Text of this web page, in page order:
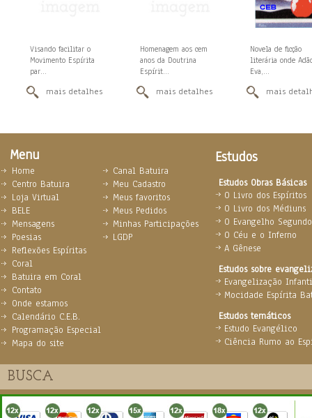
Visando facilitar o
Movimento Espírita
par...
mais detalhes
Homenagem aos cem
anos da Doutrina
Espírit...
mais detalhes
Novela de ficção
literária onde
Eva,...
mais
Menu Estudos
Estudos Obras Básicas
O Livro dos Espíritos
O Livro dos Médiuns
O Evangelho
O Céu e o Inferno
A Gênese
Estudos sobre
Evangelização
Mocidade Espírita
Estudos temáticos
Estudo Evangélico
Ciência Rumo ao
Home
Centro Batuira
Loja Virtual
BELE
Mensagens
Poesias
Reflexões Espíritas
Coral
Batuira em Coral
Contato
Onde estamos
Calendário C.E.B.
Programação Especial
Mapa do site
Canal Batuira
Meu Cadastro
Meus favoritos
Meus Pedidos
Minhas Participações
LGDP